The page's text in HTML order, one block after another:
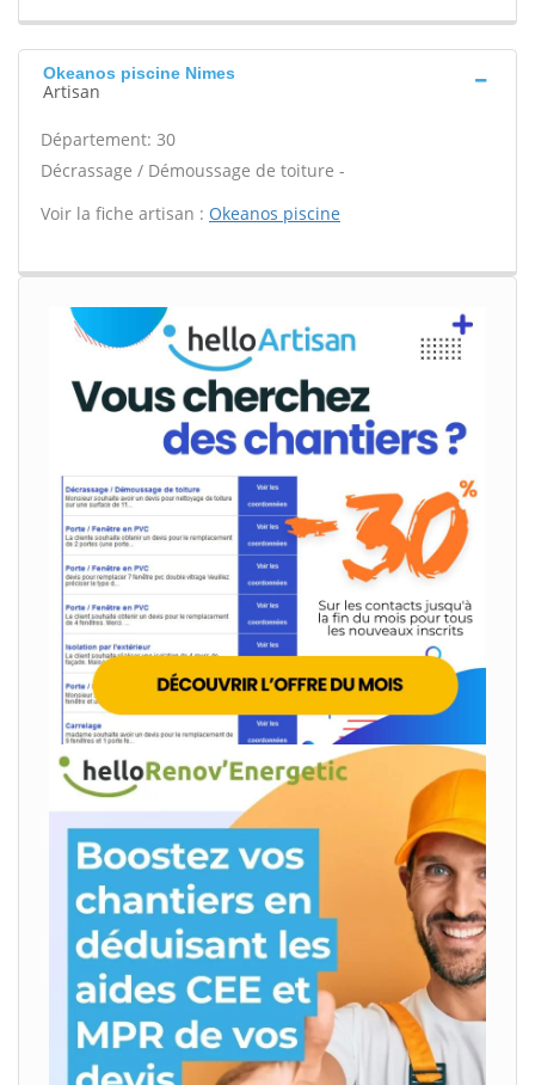
Okeanos piscine Nimes
Artisan
Département: 30
Décrassage / Démoussage de toiture -
Voir la fiche artisan : Okeanos piscine